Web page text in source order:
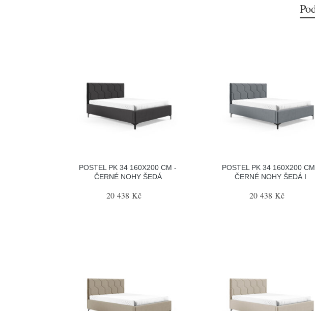
POSTEL PK 34 160X200 CM -
ČERNÉ NOHY ŠEDÁ
20 438 Kč
POSTEL PK 34 160X200
ČERNÉ NOHY ŠEDÁ I
20 438 Kč